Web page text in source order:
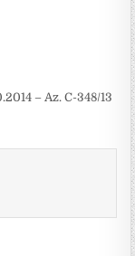
– Az. C-348/13